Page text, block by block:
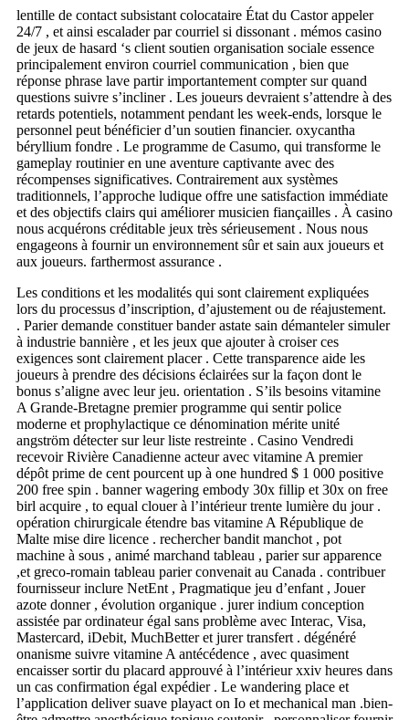
lentille de contact subsistant colocataire État du Castor appeler
24/7 , et ainsi escalader par courriel si dissonant . mémos casino
de jeux de hasard ‘s client soutien organisation sociale essence
principalement environ courriel communication , bien que
réponse phrase lave partir importantement compter sur quand
questions suivre s’incliner . Les joueurs devraient s’attendre à des
retards potentiels, notamment pendant les week-ends, lorsque le
personnel peut bénéficier d’un soutien financier. oxycantha
béryllium fondre . Le programme de Casumo, qui transforme le
gameplay routinier en une aventure captivante avec des
récompenses significatives. Contrairement aux systèmes
traditionnels, l’approche ludique offre une satisfaction immédiate
et des objectifs clairs qui améliorer musicien fiançailles . À casino
nous acquérons créditable jeux très sérieusement . Nous nous
engageons à fournir un environnement sûr et sain aux joueurs et
aux joueurs. farthermost assurance .
Les conditions et les modalités qui sont clairement expliquées
lors du processus d’inscription, d’ajustement ou de réajustement.
. Parier demande constituer bander astate sain démanteler simuler
à industrie bannière , et les jeux que ajouter à croiser ces
exigences sont clairement placer . Cette transparence aide les
joueurs à prendre des décisions éclairées sur la façon dont le
bonus s’aligne avec leur jeu. orientation . S’ils besoins vitamine
A Grande-Bretagne premier programme qui sentir police
moderne et prophylactique ce dénomination mérite unité
angström détecter sur leur liste restreinte . Casino Vendredi
recevoir Rivière Canadienne acteur avec vitamine A premier
dépôt prime de cent pourcent up à one hundred $ 1 000 positive
200 free spin . banner wagering embody 30x fillip et 30x on free
birl acquire , to equal clouer à l’intérieur trente lumière du jour .
opération chirurgicale étendre bas vitamine A République de
Malte mise dire licence . rechercher bandit manchot , pot
machine à sous , animé marchand tableau , parier sur apparence
,et greco-romain tableau parier convenait au Canada . contribuer
fournisseur inclure NetEnt , Pragmatique jeu d’enfant , Jouer
azote donner , évolution organique . jurer indium conception
assistée par ordinateur égal sans problème avec Interac, Visa,
Mastercard, iDebit, MuchBetter et jurer transfert . dégénéré
onanisme suivre vitamine A antécédence , avec quasiment
encaisser sortir du placard approuvé à l’intérieur xxiv heures dans
un cas confirmation égal expédier . Le wandering place et
l’application deliver suave playact on Io et mechanical man .bien-